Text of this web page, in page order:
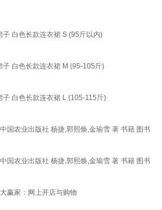
白色长款连衣裙 S (95斤以内)
白色长款连衣裙 M (95-105斤)
白色长款连衣裙 L (105-115斤)
国农业出版社 杨捷,郭熙焕,金瑜雪 著 书籍 图书
国农业出版社 杨捷,郭熙焕,金瑜雪 著 书籍 图书
赢家：网上开店与购物